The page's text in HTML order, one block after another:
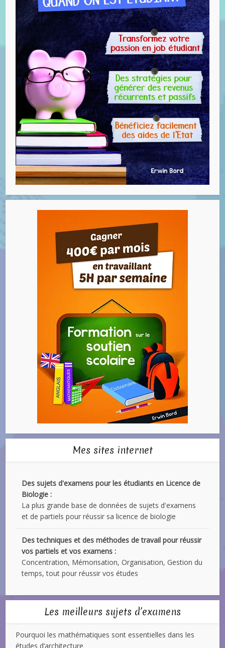
Mes sites internet
Des sujets d'examens pour les étudiants en Licence de
Biologie :
La plus grande base de données de sujets d'examens
et de partiels pour réussir sa licence de biologie
Des techniques et des méthodes de travail pour réussir
vos partiels et vos examens :
Concentration, Mémorisation, Organisation, Gestion du
temps, tout pour réussir vos études
Les meilleurs sujets d’examens
Pourquoi les mathématiques sont essentielles dans les
études d’architecture